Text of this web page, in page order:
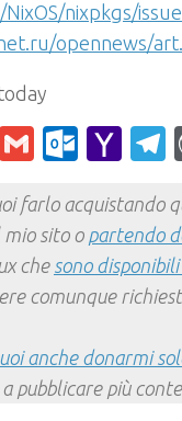
nixpkgs/
opennews/
Diaspora
Gmail
farlo acquistando
sito opartendo
chesono
comunque
anche donarmi
pubblicare più